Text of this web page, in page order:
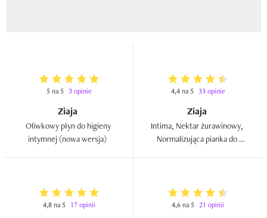
5 na 5 3 opinie
Ziaja
Oliwkowy płyn do higieny
4,4 na 5 33 opinie
Ziaja
Intima, Nektar żurawinowy,
Normalizująca pianka do
4,8 na 5 17 opinii 4,6 na 5 21 opinii